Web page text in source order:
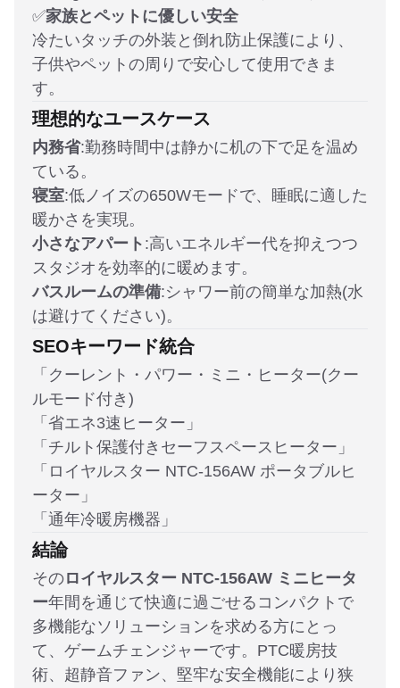
✅家族とペットに優しい安全
冷たいタッチの外装と倒れ防止保護により、
子供やペットの周りで安心して使用できま
す。
理想的なユースケース
内務省:勤務時間中は静かに机の下で足を温め
ている。
寝室:低ノイズの650Wモードで、睡眠に適した
暖かさを実現。
小さなアパート :高いエネルギー代を抑えつつ
スタジオを効率的に暖めます。
バスルームの準備:シャワー前の簡単な加熱(水
は避けてください)。
SEOキーワード統合
「クーレント・パワー・ミニ・ヒーター(クー
ルモード付き)
「省エネ3速ヒーター」
「チルト保護付きセーフスペースヒーター」
「ロイヤルスター NTC-156AW ポータブルヒ
ーター」
「通年冷暖房機器」
結論
そのロイヤルスター NTC-156AW ミニヒータ
ー年間を通じて快適に過ごせるコンパクトで
多機能なソリューションを求める方にとっ
て、ゲームチェンジャーです。PTC暖房技
術、超静音ファン、堅牢な安全機能により狭